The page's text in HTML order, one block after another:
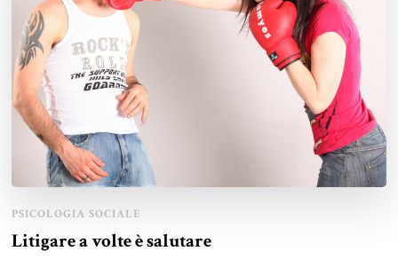
PSICOLOGIA SOCIALE
Litigare a volte è salutare